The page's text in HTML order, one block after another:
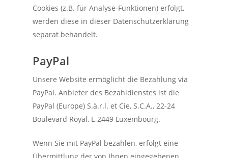
Cookies (z.B. für Analyse-Funktionen) erfolgt,
werden diese in dieser Datenschutzerklärung
separat behandelt.
PayPal
Unsere Website ermöglicht die Bezahlung via
PayPal. Anbieter des Bezahldienstes ist die
PayPal (Europe) S.à.r.l. et Cie, S.C.A., 22-24
Boulevard Royal, L-2449 Luxembourg.
Wenn Sie mit PayPal bezahlen, erfolgt eine